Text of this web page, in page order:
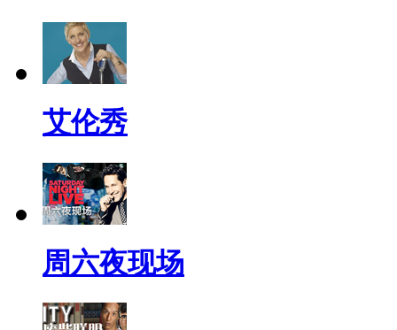
艾伦秀
周六夜现场